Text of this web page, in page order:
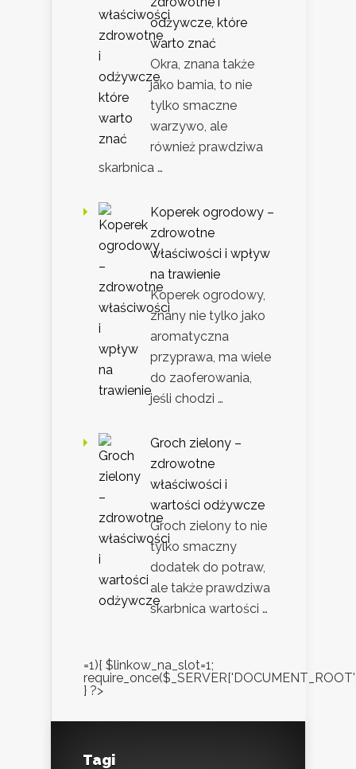
odżywcze, które
warto znać
Okra, znana także
jako bamia, to nie
tylko smaczne
warzywo, ale
również prawdziwa
skarbnica …
Koperek ogrodowy –
zdrowotne
właściwości i wpływ
na trawienie
Koperek ogrodowy,
znany nie tylko jako
aromatyczna
przyprawa, ma wiele
do zaoferowania,
jeśli chodzi …
Groch zielony –
zdrowotne
właściwości i
wartości odżywcze
Groch zielony to nie
tylko smaczny
dodatek do potraw,
ale także prawdziwa
skarbnica wartości …
=1){ $linkow_na_slot=1;
} ?>
Tagi